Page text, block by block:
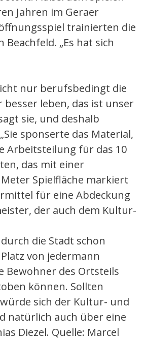
Jahren im Geraer
trainierten die
„Es hat sich
nur berufsbedingt die
besser leben, das ist unser
sie, und deshalb
sponserte das Material,
Arbeitsteilung für das 10
das mit einer
Spielfläche markiert
für eine Abdeckung
der auch dem Kultur-
die Stadt schon
von jedermann
des Ortsteils
können. Sollten
sich der Kultur- und
natürlich auch über eine
Diezel. Quelle: Marcel